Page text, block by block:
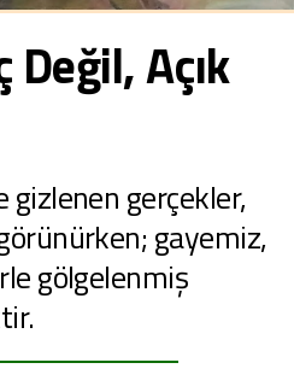
Açık
gerçekler,
gayemiz,
gölgelenmiş